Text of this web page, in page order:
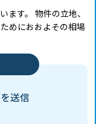
ます。 物件の立地、
めにおおよその相場
送信